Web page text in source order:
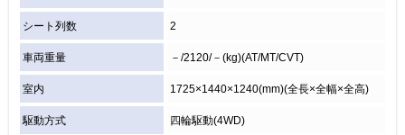
シート列数 2
車両重量 －/2120/－(kg)(AT/MT/CVT)
室内 1725×1440×1240(mm)(全長×全幅×全高)
駆動方式 四輪駆動(4WD)